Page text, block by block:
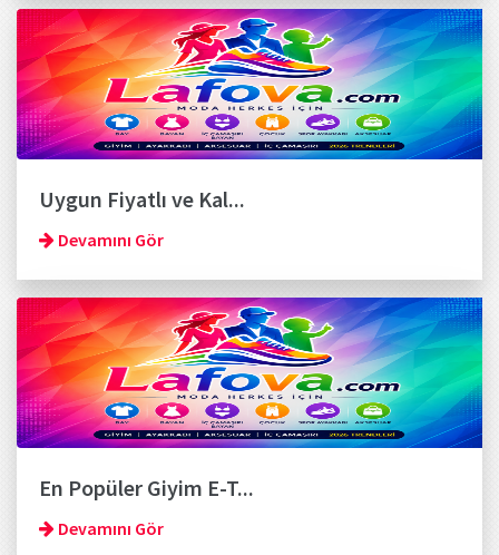
Uygun Fiyatlı ve Kal...
Devamını Gör
En Popüler Giyim E-T...
Devamını Gör